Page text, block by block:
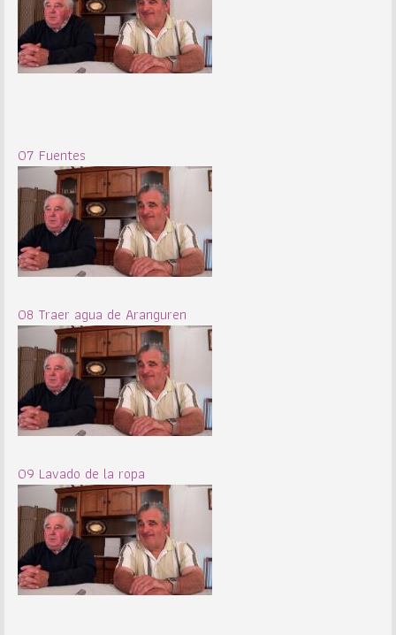
07 Fuentes
08 Traer agua de Aranguren
09 Lavado de la ropa